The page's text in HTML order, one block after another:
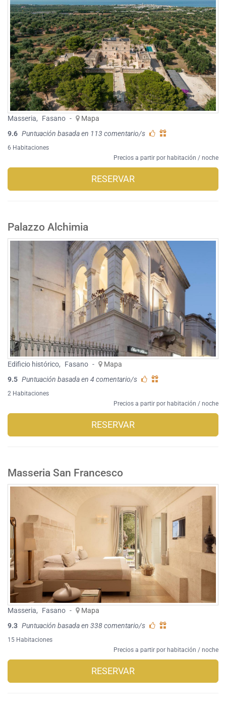
Masseria, Fasano -
Mapa
9.6 Puntuación basada en 113 comentario/s
6 Habitaciones
Precios a partir por habitación / noche
RESERVAR
Palazzo Alchimia
Edificio histórico, Fasano -
Mapa
9.5 Puntuación basada en 4 comentario/s
2 Habitaciones
Precios a partir por habitación / noche
RESERVAR
Masseria San Francesco
Masseria, Fasano -
Mapa
9.3 Puntuación basada en 338 comentario/s
15 Habitaciones
Precios a partir por habitación / noche
RESERVAR